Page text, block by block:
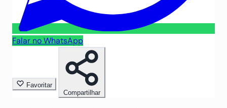
Falar no WhatsApp
Favoritar
Compartilhar